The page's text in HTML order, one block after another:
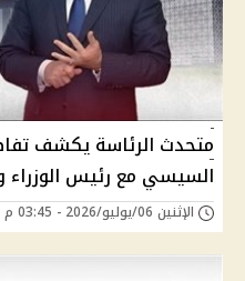
متحدث الرئاسة يكشف
السيسي مع رئيس الوزراء
الإثنين 06/يوليو/2026 - 03:45 م